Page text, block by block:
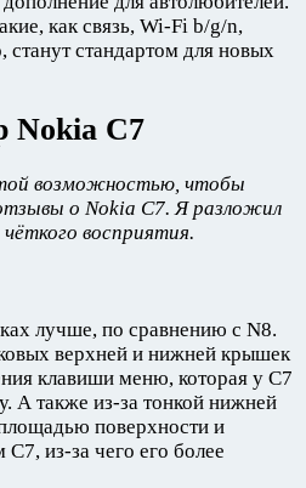
как связь, Wi-Fi b/g/n,
стандартом для новых
Nokia C7
возможностью, чтобы
о Nokia C7. Я разложил
восприятия.
лучше, по сравнению с N8.
верхней и нижней крышек
клавиши меню, которая у C7
А также из-за тонкой нижней
поверхности и
из-за чего его более